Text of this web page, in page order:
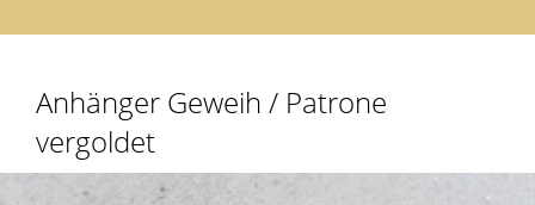
Anhänger Geweih / Patrone
vergoldet